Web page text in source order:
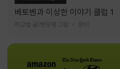
베토벤과 이상한 이야기 클럽 1
허교범 글/변우재 그림 창비